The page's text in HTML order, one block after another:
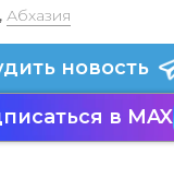
, Абхазия
новость
в MAX